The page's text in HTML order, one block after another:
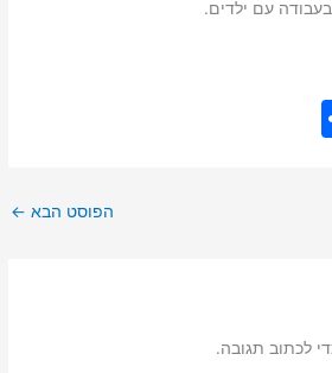
בעבודה עם ילדים.
הפוסט הבא ←
לכתוב תגובה.